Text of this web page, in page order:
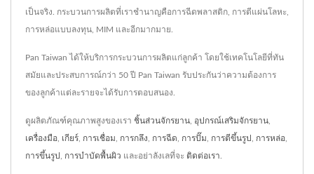
เป็นจริง. กระบวนการผลิตที่เราชำนาญคือการฉีดพลาสติก, การตีแผ่นโลหะ,
การหล่อแบบลงทุน, MIM และอีกมากมาย.
Pan Taiwan ได้ให้บริการกระบวนการผลิตแก่ลูกค้า โดยใช้เทคโนโลยีที่ทัน
สมัยและประสบการณ์กว่า 50 ปี Pan Taiwan รับประกันว่าความต้องการ
ของลูกค้าแต่ละรายจะได้รับการตอบสนอง.
ดูผลิตภัณฑ์คุณภาพสูงของเรา ชิ้นส่วนจักรยาน อุปกรณ์เสริมจักรยาน
เครื่องมือ เกียร์ การเชื่อม การกลึง การฉีด การปั๊ม การตีขึ้นรูป การหล่อ
การขึ้นรูป การบำบัดพื้นผิว และอย่าลังเลที่จะ ติดต่อเรา